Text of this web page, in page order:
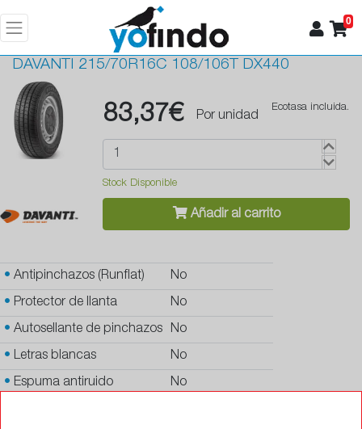
0
DAVANTI 215/70R16C 108/106T DX440
83,37€ Por unidad
Ecotasa incluida.
Stock Disponible
Añadir al carrito
• Antipinchazos (Runflat) No
• Protector de llanta No
• Autosellante de pinchazos No
• Letras blancas No
• Espuma antiruido No